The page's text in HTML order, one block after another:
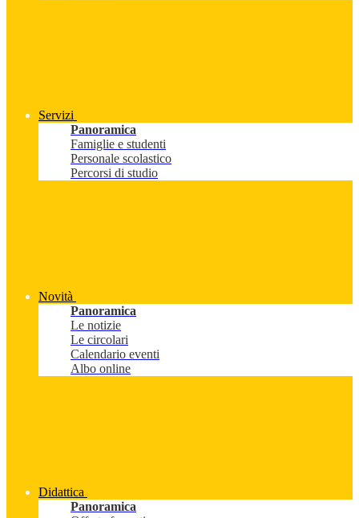
Servizi
Panoramica
Famiglie e studenti
Personale scolastico
Percorsi di studio
Novità
Panoramica
Le notizie
Le circolari
Calendario eventi
Albo online
Didattica
Panoramica